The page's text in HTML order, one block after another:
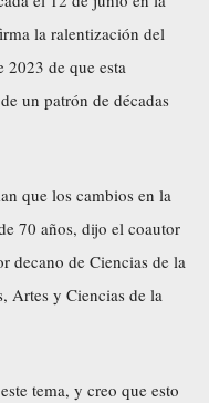
la ralentización del
2023 de que esta
un patrón de décadas
que los cambios en la
70 años, dijo el coautor
decano de Ciencias de la
Artes y Ciencias de la
tema, y creo que esto